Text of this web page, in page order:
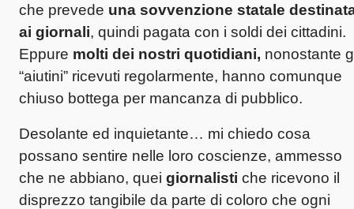
che prevede una sovvenzione statale
ai giornali, quindi pagata con i soldi dei cittadini.
Eppure molti dei nostri quotidiani, nonostante
“aiutini” ricevuti regolarmente, hanno comunque
chiuso bottega per mancanza di pubblico.
Desolante ed inquietante… mi chiedo cosa
possano sentire nelle loro coscienze, ammesso
che ne abbiano, quei giornalisti che ricevono il
disprezzo tangibile da parte di coloro che ogni